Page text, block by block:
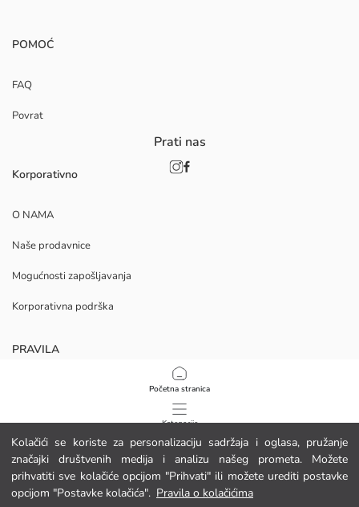
Kolačići se koriste za personalizaciju sadržaja i oglasa, pružanje
značajki društvenih medija i analizu našeg prometa. Možete
prihvatiti sve kolačiće opcijom "Prihvati" ili možete urediti postavke
opcijom "Postavke kolačića". Pravila o kolačićima
Početna stranica
Kategorije
Moja košarica
POMOĆ
FAQ
Povrat
Korporativno
O NAMA
Naše prodavnice
Mogućnosti zapošljavanja
Korporativna podrška
PRAVILA
Politika privatnosti i sigurnosti podataka
Uvjeti korištenja
Politika kolačića
Preuzmite našu aplikaciju
Prati nas